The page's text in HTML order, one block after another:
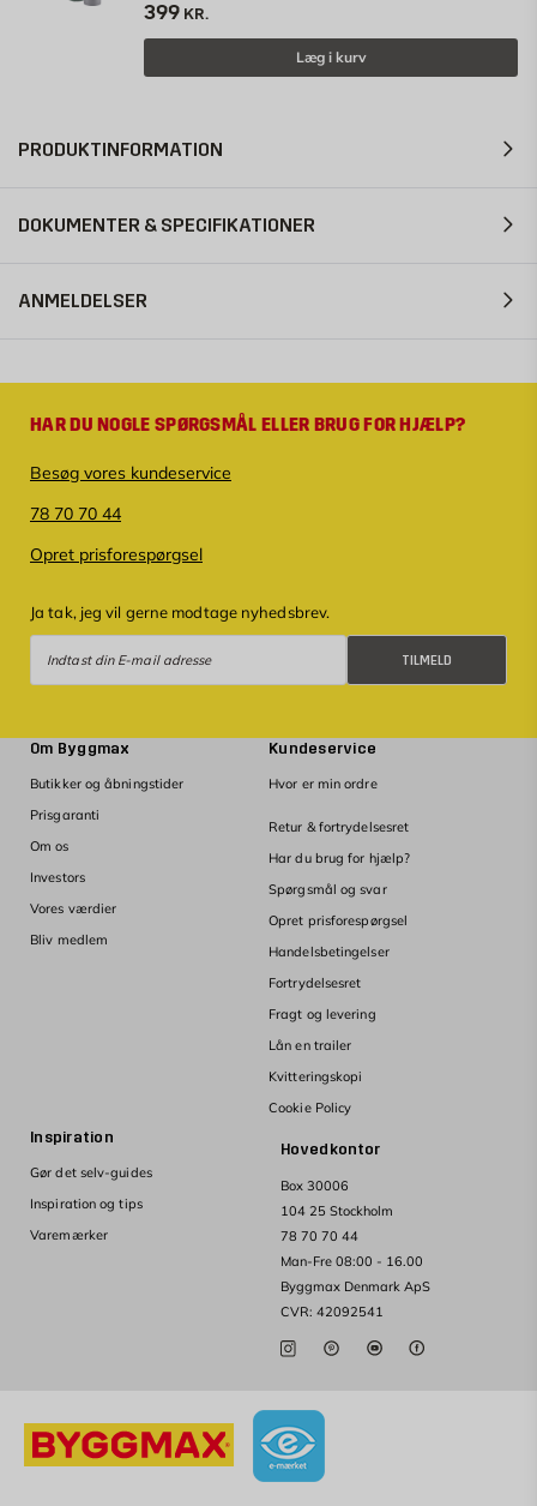
399 KR.
Læg i kurv
PRODUKTINFORMATION
DOKUMENTER & SPECIFIKATIONER
ANMELDELSER
HAR DU NOGLE SPØRGSMÅL ELLER BRUG FOR HJÆLP?
Besøg vores kundeservice
78 70 70 44
Opret prisforespørgsel
Ja tak, jeg vil gerne modtage nyhedsbrev.
TILMELD
Hovedkontor
Box 30006
104 25 Stockholm
78 70 70 44
Man-Fre 08:00 - 16.00
Byggmax Denmark ApS
CVR: 42092541
Om Byggmax
Butikker og åbningstider
Prisgaranti
Om os
Investors
Vores værdier
Bliv medlem
Kundeservice
Hvor er min ordre
Retur & fortrydelsesret
Har du brug for hjælp?
Spørgsmål og svar
Opret prisforespørgsel
Handelsbetingelser
Fortrydelsesret
Fragt og levering
Lån en trailer
Kvitteringskopi
Cookie Policy
Inspiration
Gør det selv-guides
Inspiration og tips
Varemærker